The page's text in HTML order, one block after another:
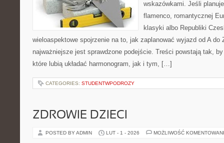
wskazówkami. Jeśli
flamenco, romantycznej
klasyki albo Republiki
wieloaspektowe spojrzenie na to, jak zaplanować wyjazd od A do
najważniejsze jest sprawdzone podejście. Treści powstają tak,
które lubią układać harmonogram, jak i tym, […]
CATEGORIES: STUDENTWPODROZY
ZDROWIE DZIECI
POSTED BY ADMIN LUT - 1 - 2026 MOŻLIWOŚĆ